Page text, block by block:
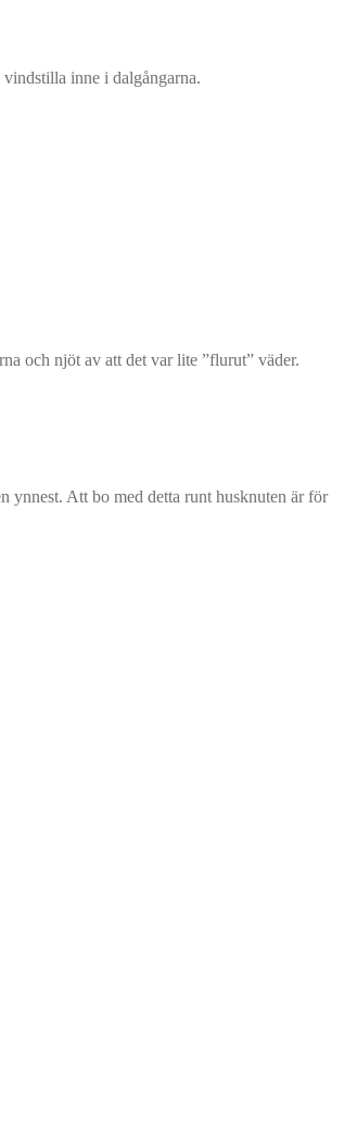
inne i dalgångarna.
och njöt av att det var lite ”flurut” väder.
ynnest. Att bo med detta runt husknuten är för